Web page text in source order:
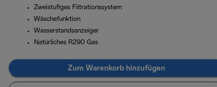
Zweistufiges Filtrationssystem
Wäschefunktion
Wasserstandsanzeiger
Natürliches R290 Gas
Zum Warenkorb hinzufügen